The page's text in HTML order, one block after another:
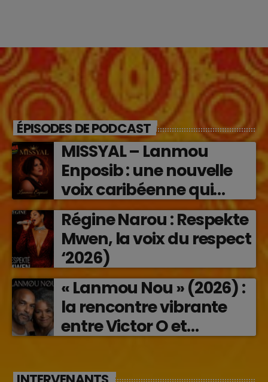
ÉPISODES DE PODCAST
MISSYAL – Lanmou
Enposib : une nouvelle
voix caribéenne qui
transforme les émotions
en musique (2026)
Régine Narou : Respekte
Mwen, la voix du respect
‘2026)
« Lanmou Nou » (2026) :
la rencontre vibrante
entre Victor O et